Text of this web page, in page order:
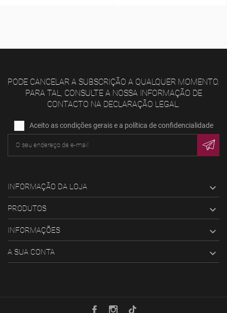
PODE CANCELAR A SUBSCRIÇÃO A QUALQUER MOMENTO.
PARA TAL, CONSULTE A NOSSA INFORMAÇÃO DE
CONTACTO NA DECLARAÇÃO LEGAL.
Aceito as condições gerais e a política de confidencialidade
INFORMAÇÃO DA LOJA 
PRODUTOS 
INFORMAÇÕES 
A SUA CONTA 